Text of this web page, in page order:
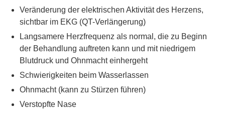
Veränderung der elektrischen Aktivität des Herzens,
sichtbar im EKG (QT-Verlängerung)
Langsamere Herzfrequenz als normal, die zu Beginn
der Behandlung auftreten kann und mit niedrigem
Blutdruck und Ohnmacht einhergeht
Schwierigkeiten beim Wasserlassen
Ohnmacht (kann zu Stürzen führen)
Verstopfte Nase